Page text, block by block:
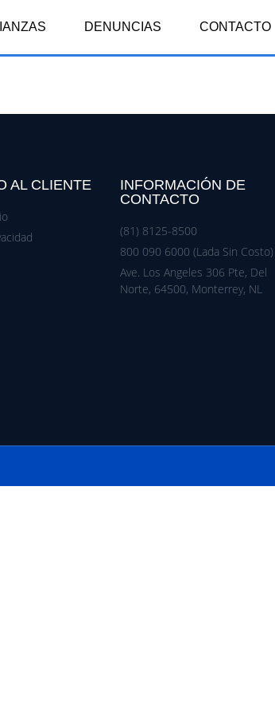
DENUNCIAS CONTACTO
AL CLIENTE
INFORMACIÓN DE
CONTACTO
(81) 8125-8500
800 090 6000 (Lada Sin Costo)
Ave. Los Angeles 306 Pte, Del
Norte, 64500, Monterrey, NL